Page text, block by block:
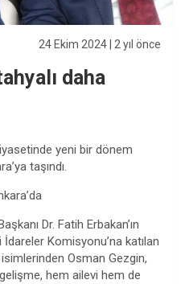
24 Ekim 2024 | 2 yıl önce
daha
yeni bir dönem
taşındı.
Dr. Fatih Erbakan’ın
İdareler Komisyonu’na katılan
Osman Gezgin,
hem ailevi hem de